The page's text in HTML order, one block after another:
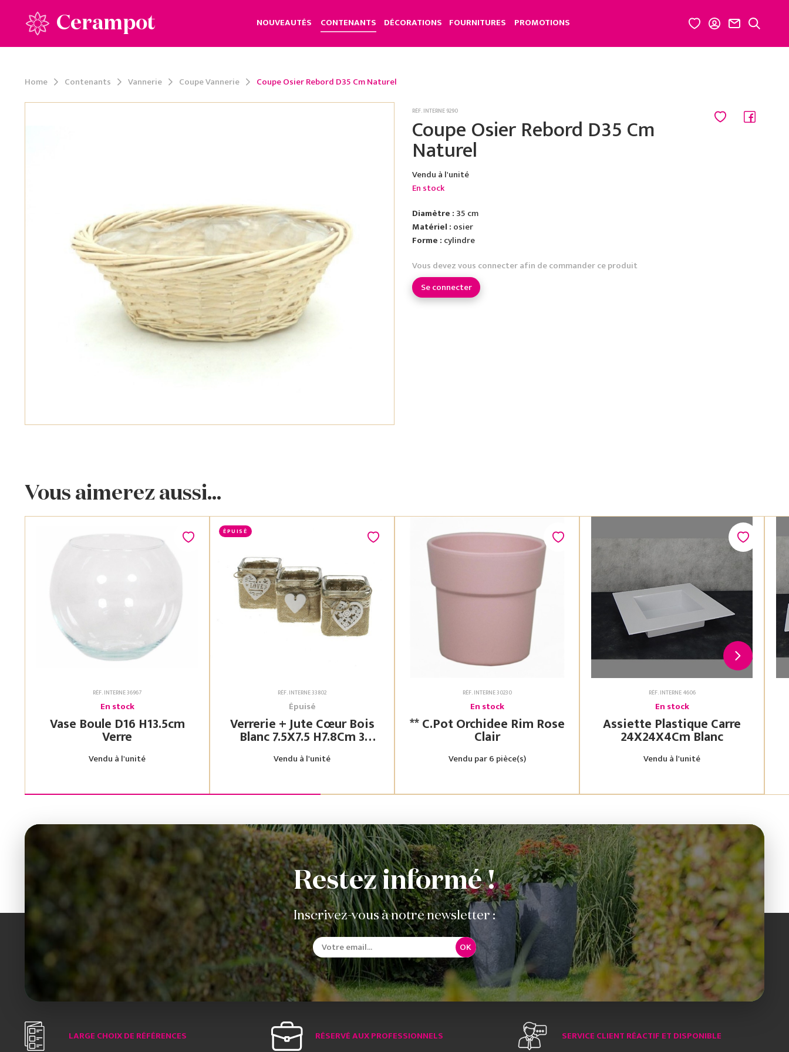
Cerampot NOUVEAUTÉS CONTENANTS DÉCORATIONS FOURNITURES PROMOTIONS
Home Contenants Vannerie Coupe Vannerie Coupe Osier Rebord D35 Cm Naturel
RÉF. INTERNE 9290
Coupe Osier Rebord D35 Cm
Naturel
Vendu à l'unité
En stock
Diamètre : 35 cm
Matériel : osier
Forme : cylindre
Vous devez vous connecter afin de commander ce produit
Se connecter
Vous aimerez aussi...
RÉF. INTERNE 36967
En stock
Vase Boule D16 H13.5cm
Verre
Vendu à l'unité
ÉPUISÉ
RÉF. INTERNE 33802
Épuisé
Verrerie + Jute Cœur Bois
Blanc 7.5X7.5 H7.8Cm 3
Assorties
Vendu à l'unité
RÉF. INTERNE 30230
En stock
** C.Pot Orchidee Rim Rose
Clair
Vendu par 6 pièce(s)
RÉF. INTERNE 4606
En stock
Assiette Plastique Carre
24X24X4Cm Blanc
Vendu à l'unité
Restez informé !
Inscrivez-vous à notre newsletter :
OK
LARGE CHOIX DE RÉFÉRENCES RÉSERVÉ AUX PROFESSIONNELS SERVICE CLIENT RÉACTIF ET DISPONIBLE